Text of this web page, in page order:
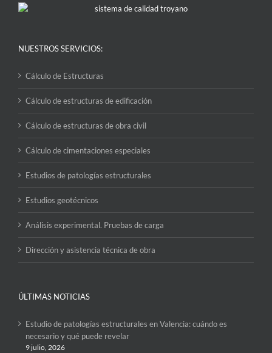
NUESTROS SERVICIOS:
Cálculo de Estructuras
Cálculo de estructuras de edificación
Cálculo de estructuras de obra civil
Cálculo de cimentaciones especiales
Estudios de patologías estructurales
Estudios geotécnicos
Análisis experimental. Pruebas de carga
Dirección y asistencia técnica de obra
ÚLTIMAS NOTICIAS
Estudio de patologías estructurales en Valencia: cuándo es
necesario y qué puede revelar
9 julio, 2026